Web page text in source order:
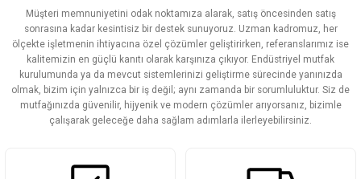
Ürün resmi kalitesiz, bozuk veya görüntülenemiyor.
Ürün açıklamasında eksik bilgiler bulunuyor.
Ürün bilgilerinde hatalar bulunuyor.
Ürün fiyatı diğer sitelerden daha pahalı.
Bu ürüne benzer farklı alternatifler olmalı.
Müşteri memnuniyetini odak noktamıza alarak, satış öncesinden satış
sonrasına kadar kesintisiz bir destek sunuyoruz. Uzman kadromuz, her
ölçekte işletmenin ihtiyacına özel çözümler geliştirirken, referanslarımız ise
kalitemizin en güçlü kanıtı olarak karşınıza çıkıyor. Endüstriyel mutfak
kurulumunda ya da mevcut sistemlerinizi geliştirme sürecinde yanınızda
olmak, bizim için yalnızca bir iş değil; aynı zamanda bir sorumluluktur. Siz de
mutfağınızda güvenilir, hijyenik ve modern çözümler arıyorsanız, bizimle
çalışarak geleceğe daha sağlam adımlarla ilerleyebilirsiniz.